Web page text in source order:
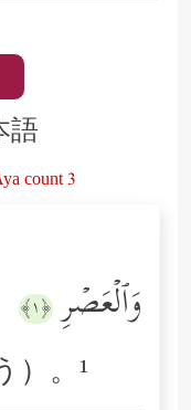
語
count 3
وَٱلۡعَصۡرِ ﴿١﴾
）。¹